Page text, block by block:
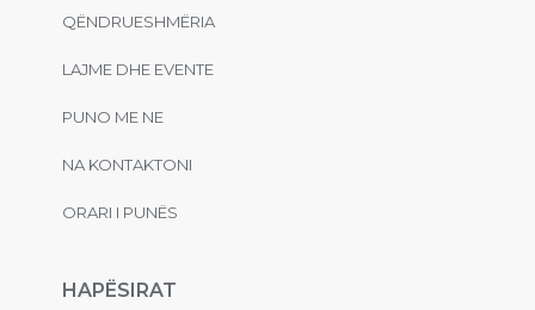
QËNDRUESHMËRIA
LAJME DHE EVENTE
PUNO ME NE
NA KONTAKTONI
ORARI I PUNËS
HAPËSIRAT